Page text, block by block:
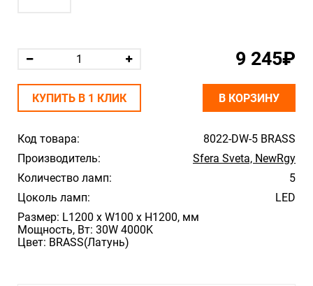
Код товара:
8022-DW-5 BRASS
Производитель:
Sfera Sveta, NewRgy
Количество ламп:
5
Цоколь ламп:
LED
Размер: L1200 x W100 x H1200, мм
Мощность, Вт: 30W 4000K
Цвет: BRASS(Латунь)
9 245₽
КУПИТЬ В 1 КЛИК В КОРЗИНУ